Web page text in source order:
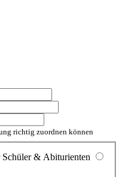
richtig zuordnen können
& Abiturienten